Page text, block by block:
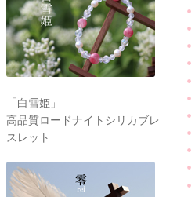
「白雪姫」
高品質ロードナイトシリカブレ
スレット